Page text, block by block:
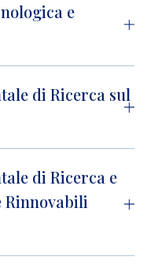
e
di Ricerca sul
di Ricerca e
Rinnovabili